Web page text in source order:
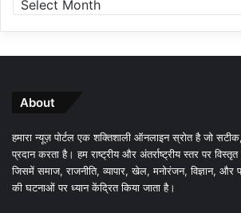
About
हमारा न्यूज़ पोर्टल एक शक्तिशाली ऑनलाइन स्रोत है जो
प्रदान करता है। हम राष्ट्रीय और अंतर्राष्ट्रीय स्तर पर
जिसमें समाज, राजनीति, व्यापार, खेल, मनोरंजन, विज्ञान, और
की घटनाओं पर ध्यान केंद्रित किया जाता है।